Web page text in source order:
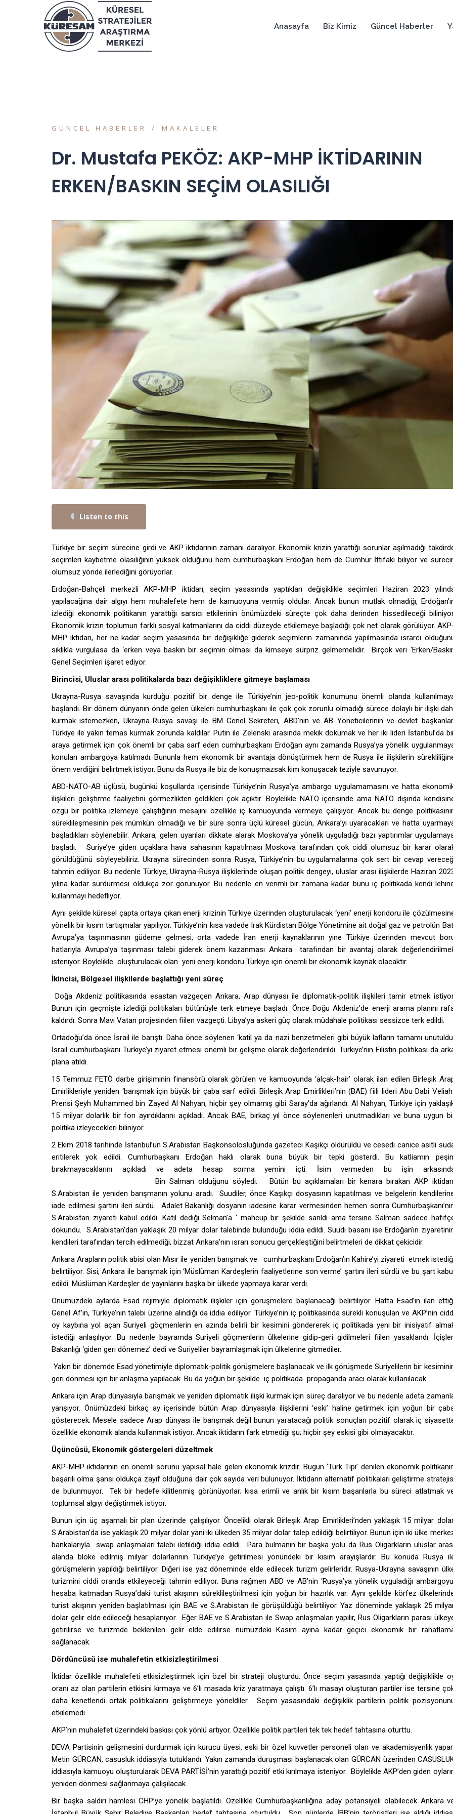
Anasayfa Biz Kimiz Güncel Haberler
GÜNCEL HABERLER MAKALELER
Dr. Mustafa PEKÖZ: AKP-MHP İKTİDARININ
ERKEN/BASKIN SEÇİM OLASILIĞI
Listen to this
Türkiye bir seçim sürecine girdi ve AKP iktidarının zamanı daralıyor. Ekonomik krizin yarattığı sorunlar aşılmadığı
seçimleri kaybetme olasılığının yüksek olduğunu hem cumhurbaşkanı Erdoğan hem de Cumhur İttifakı biliyor ve
olumsuz yönde ilerlediğini görüyorlar.
Erdoğan-Bahçeli merkezli AKP-MHP iktidarı, seçim yasasında yaptıkları değişiklikle seçimleri Haziran 2023
yapılacağına dair algıyı hem muhalefete hem de kamuoyuna vermiş oldular. Ancak bunun mutlak olmadığı,
izlediği ekonomik politikanın yarattığı sarsıcı etkilerinin önümüzdeki süreçte çok daha derinden hissedileceği
Ekonomik krizin toplumun farklı sosyal katmanlarını da ciddi düzeyde etkilemeye başladığı çok net olarak görülüyor.
MHP iktidarı, her ne kadar seçim yasasında bir değişikliğe giderek seçimlerin zamanında yapılmasında ısrarcı
sıklıkla vurgulasa da ‘erken veya baskın bir seçimin olması da kimseye sürpriz gelmemelidir. Birçok veri ‘Erken/
Genel Seçimleri işaret ediyor.
Birincisi, Uluslar arası politikalarda bazı değişikliklere gitmeye başlaması
Ukrayna-Rusya savaşında kurduğu pozitif bir denge ile Türkiye’nin jeo-politik konumunu önemli olanda
başlandı. Bir dönem dünyanın önde gelen ülkeleri cumhurbaşkanı ile çok çok zorunlu olmadığı sürece dolaylı bir ilişki
kurmak istemezken, Ukrayna-Rusya savaşı ile BM Genel Sekreteri, ABD’nin ve AB Yöneticilerinin ve devlet
Türkiye ile yakın temas kurmak zorunda kaldılar. Putin ile Zelenski arasında mekik dokumak ve her iki lideri İstanbul’da
araya getirmek için çok önemli bir çaba sarf eden cumhurbaşkanı Erdoğan aynı zamanda Rusya’ya yönelik
konulan ambargoya katılmadı. Bununla hem ekonomik bir avantaja dönüştürmek hem de Rusya ile ilişkilerin
önem verdiğini belirtmek istiyor. Bunu da Rusya ile biz de konuşmazsak kim konuşacak teziyle savunuyor.
ABD-NATO-AB üçlüsü, bugünkü koşullarda içerisinde Türkiye’nin Rusya’ya ambargo uygulamamasını ve hatta
ilişkileri geliştirme faaliyetini görmezlikten geldikleri çok açıktır. Böylelikle NATO içerisinde ama NATO dışında
özgü bir politika izlemeye çalıştığının mesajını özellikle iç kamuoyunda vermeye çalışıyor. Ancak bu denge
süreklileşmesinin pek mümkün olmadığı ve bir süre sonra üçlü küresel gücün, Ankara’yı uyaracakları ve hatta
başladıkları söylenebilir. Ankara, gelen uyarıları dikkate alarak Moskova’ya yönelik uyguladığı bazı yaptırımlar
başladı. Suriye’ye giden uçaklara hava sahasının kapatılması Moskova tarafından çok ciddi olumsuz bir karar
görüldüğünü söyleyebiliriz. Ukrayna sürecinden sonra Rusya, Türkiye’nin bu uygulamalarına çok sert bir cevap
tahmin ediliyor. Bu nedenle Türkiye, Ukrayna-Rusya ilişkilerinde oluşan politik dengeyi, uluslar arası ilişkilerde Haziran
yılına kadar sürdürmesi oldukça zor görünüyor. Bu nedenle en verimli bir zamana kadar bunu iç politikada kendi
kullanmayı hedefliyor.
Aynı şekilde küresel çapta ortaya çıkan enerji krizinin Türkiye üzerinden oluşturulacak ‘yeni’ enerji koridoru ile
yönelik bir kısım tartışmalar yapılıyor. Türkiye’nin kısa vadede Irak Kürdistan Bölge Yönetimine ait doğal gaz ve petrolün
Avrupa’ya taşınmasının güdeme gelmesi, orta vadede İran enerji kaynaklarının yine Türkiye üzerinden mevcut
hatlarıyla Avrupa’ya taşınması talebi giderek önem kazanması Ankara tarafından bir avantaj olarak
isteniyor. Böylelikle oluşturulacak olan yeni enerji koridoru Türkiye için önemli bir ekonomik kaynak olacaktır.
İkincisi, Bölgesel ilişkilerde başlattığı yeni süreç
Doğa Akdeniz politikasında esastan vazgeçen Ankara, Arap dünyası ile diplomatik-politik ilişkileri tamir etmek
Bunun için geçmişte izlediği politikaları bütünüyle terk etmeye başladı. Önce Doğu Akdeniz’de enerji arama planını
kaldırdı. Sonra Mavi Vatan projesinden fiilen vazgeçti. Libya’ya askeri güç olarak müdahale politikası sessizce terk edildi.
Ortadoğu’da önce İsrail ile barıştı. Daha önce söylenen ‘katil ya da nazi benzetmeleri gibi büyük lafların tamamı
İsrail cumhurbaşkanı Türkiye’yi ziyaret etmesi önemli bir gelişme olarak değerlendirildi. Türkiye’nin Filistin politikası da
plana atıldı.
15 Temmuz FETÖ darbe girişiminin finansörü olarak görülen ve kamuoyunda ‘alçak-hair’ olarak ilan edilen Birleşik
Emirlikleriyle yeniden ‘barışmak için büyük bir çaba sarf edildi. Birleşik Arap Emirlikleri’nin (BAE) fiili lideri Abu Dabi
Prensi Şeyh Muhammed bin Zayed Al Nahyan, hiçbir şey olmamış gibi Saray’da ağırlandı. Al Nahyan, Türkiye için
15 milyar dolarlık bir fon ayırdıklarını açıkladı. Ancak BAE, birkaç yıl önce söylenenleri unutmadıkları ve buna uygun
politika izleyecekleri biliniyor.
2 Ekim 2018 tarihinde İstanbul’un S.Arabistan Başkonsolosluğunda gazeteci Kaşıkçı öldürüldü ve cesedi canice asitli
eritilerek yok edildi. Cumhurbaşkanı Erdoğan haklı olarak buna büyük bir tepki gösterdi. Bu katliamın
bırakmayacaklarını açıkladı ve adeta hesap sorma yemini içti. İsim vermeden bu işin
Bin Salman olduğunu söyledi. Bütün bu açıklamaları bir kenara bırakan AKP
S.Arabistan ile yeniden barışmanın yolunu aradı. Suudiler, önce Kaşıkçı dosyasının kapatılması ve belgelerin
iade edilmesi şartını ileri sürdü. Adalet Bakanlığı dosyanın iadesine karar vermesinden hemen sonra
S.Arabistan ziyareti kabul edildi. Katil dediği Selman’a ‘ mahcup bir şekilde sarıldı ama tersine Salman sadece
dokundu. S.Arabistan’dan yaklaşık 20 milyar dolar talebinde bulunduğu iddia edildi. Suudi basanı ise Erdoğan’ın
kendileri tarafından tercih edilmediği, bizzat Ankara’nın ısrarı sonucu gerçekleştiğini belirtmeleri de dikkat çekicidir.
Ankara Arapların politik abisi olan Mısır ile yeniden barışmak ve cumhurbaşkanı Erdoğan’ın Kahire’yi ziyareti etmek
belirtiliyor. Sisi, Ankara ile barışmak için ‘Müslüman Kardeşlerin faaliyetlerine son verme’ şartını ileri sürdü ve bu şart
edildi. Müslüman Kardeşler de yayınlarını başka bir ülkede yapmaya karar verdi.
Önümüzdeki aylarda Esad rejimiyle diplomatik ilişkiler için görüşmelere başlanacağı belirtiliyor. Hatta Esad’ın ilan
Genel Af’ın, Türkiye’nin talebi üzerine alındığı da iddia ediliyor. Türkiye’nin iç politikasında sürekli konuşulan ve AKP’nin
oy kaybına yol açan Suriyeli göçmenlerin en azında belirli bir kesimini göndererek iç politikada yeni bir inisiyatif
istediği anlaşılıyor. Bu nedenle bayramda Suriyeli göçmenlerin ülkelerine gidip-geri gidilmeleri fiilen yasaklandı.
Bakanlığı ‘giden geri dönemez’ dedi ve Suriyeliler bayramlaşmak için ülkelerine gitmediler.
Yakın bir dönemde Esad yönetimiyle diplomatik-politik görüşmelere başlanacak ve ilk görüşmede Suriyelilerin bir
geri dönmesi için bir anlaşma yapılacak. Bu da yoğun bir şekilde iç politikada propaganda aracı olarak kullanılacak.
Ankara için Arap dünyasıyla barışmak ve yeniden diplomatik ilişki kurmak için süreç daralıyor ve bu nedenle adeta
yarışıyor. Önümüzdeki birkaç ay içerisinde bütün Arap dünyasıyla ilişkilerini ‘eski’ haline getirmek için yoğun bir
gösterecek. Mesele sadece Arap dünyası ile barışmak değil bunun yaratacağı politik sonuçları pozitif olarak iç
özellikle ekonomik alanda kullanmak istiyor. Ancak iktidarın fark etmediği şu; hiçbir şey eskisi gibi olmayacaktır.
Üçüncüsü, Ekonomik göstergeleri düzeltmek
AKP-MHP iktidarının en önemli sorunu yapısal hale gelen ekonomik krizdir. Bugün ‘Türk Tipi’ denilen ekonomik
başarılı olma şansı oldukça zayıf olduğuna dair çok sayıda veri bulunuyor. İktidarın alternatif politikaları geliştirme
de bulunmuyor. Tek bir hedefe kilitlenmiş görünüyorlar; kısa erimli ve anlık bir kısım başarılarla bu süreci atlatmak
toplumsal algıyı değiştirmek istiyor.
Bunun için üç aşamalı bir plan üzerinde çalışılıyor. Öncelikli olarak Birleşik Arap Emirlikleri’nden yaklaşık 15 milyar
S.Arabistan’da ise yaklaşık 20 milyar dolar yani iki ülkeden 35 milyar dolar talep edildiği belirtiliyor. Bunun için iki ülke
bankalarıyla swap anlaşmaları talebi iletildiği iddia edildi. Para bulmanın bir başka yolu da Rus Oligarkların uluslar
alanda bloke edilmiş milyar dolarlarının Türkiye’ye getirilmesi yönündeki bir kısım arayışlardır. Bu konuda Rusya
görüşmelerin yapıldığı belirtiliyor. Diğeri ise yaz döneminde elde edilecek turizm gelirleridir. Rusya-Ukrayna savaşının
turizmini ciddi oranda etkileyeceği tahmin ediliyor. Buna rağmen ABD ve AB’nin ‘Rusya’ya yönelik uyguladığı
hesaba katmadan Rusya’daki turist akışının süreklileştirilmesi için yoğun bir hazırlık var. Aynı şekilde körfez
turist akışının yeniden başlatılması için BAE ve S.Arabistan ile görüşüldüğü belirtiliyor. Yaz döneminde yaklaşık 25
dolar gelir elde edileceği hesaplanıyor. Eğer BAE ve S.Arabistan ile Swap anlaşmaları yapılır, Rus Oligarkların parası
getirilirse ve turizmde beklenilen gelir elde edilirse nümüzdeki Kasım ayına kadar geçici ekonomik bir
sağlanacak.
Dördüncüsü ise muhalefetin etkisizleştirilmesi
İktidar özellikle muhalefeti etkisizleştirmek için özel bir strateji oluşturdu. Önce seçim yasasında yaptığı değişiklikle
oranı az olan partilerin etkisini kırmaya ve 6’lı masada kriz yaratmaya çalıştı. 6’lı masayı oluşturan partiler ise tersine
daha kenetlendi ortak politikalarını geliştirmeye yöneldiler. Seçim yasasındaki değişiklik partilerin politik
etkilemedi.
AKP’nin muhalefet üzerindeki baskısı çok yönlü artıyor. Özellikle politik partileri tek tek hedef tahtasına oturttu.
DEVA Partisinin gelişmesini durdurmak için kurucu üyesi, eski bir özel kuvvetler personeli olan ve akademisyenlik
Metin GÜRCAN, casusluk iddiasıyla tutuklandı. Yakın zamanda duruşması başlanacak olan GÜRCAN üzerinden
iddiasıyla kamuoyu oluşturularak DEVA PARTİSİ’nin yarattığı pozitif etki kırılmaya isteniyor. Böylelikle AKP’den giden
yeniden dönmesi sağlanmaya çalışılacak.
Bir başka saldırı hamlesi CHP’ye yönelik başlatıldı. Özellikle Cumhurbaşkanlığına aday potansiyeli olabilecek Ankara